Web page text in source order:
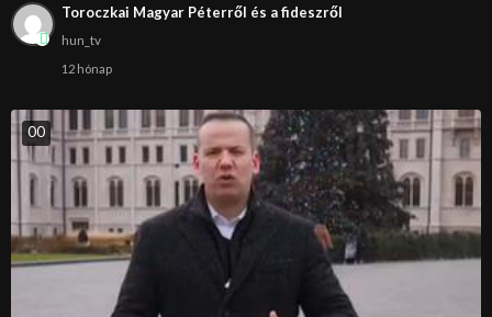
Toroczkai Magyar Péterről és a fideszről
hun_tv
12 hónap
00